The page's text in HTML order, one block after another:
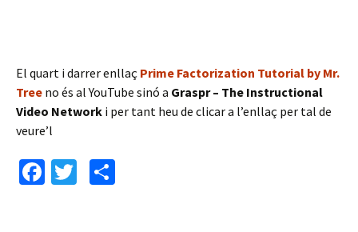
El quart i darrer enllaç Prime Factorization Tutorial by Mr.
Tree no és al YouTube sinó a Graspr – The Instructional
Video Network i per tant heu de clicar a l’enllaç per tal de
veure’l
Fa
T